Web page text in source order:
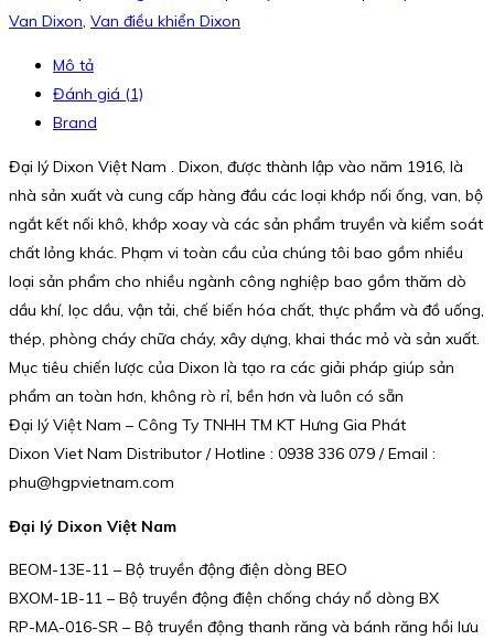
Van Dixon, Van điều khiển Dixon
Mô tả
Đánh giá (1)
Brand
Đại lý Dixon Việt Nam . Dixon, được thành lập vào năm 1916, là
nhà sản xuất và cung cấp hàng đầu các loại khớp nối ống, van, bộ
ngắt kết nối khô, khớp xoay và các sản phẩm truyền và kiểm soát
chất lỏng khác. Phạm vi toàn cầu của chúng tôi bao gồm nhiều
loại sản phẩm cho nhiều ngành công nghiệp bao gồm thăm dò
dầu khí, lọc dầu, vận tải, chế biến hóa chất, thực phẩm và đồ uống,
thép, phòng cháy chữa cháy, xây dựng, khai thác mỏ và sản xuất.
Mục tiêu chiến lược của Dixon là tạo ra các giải pháp giúp sản
phẩm an toàn hơn, không rò rỉ, bền hơn và luôn có sẵn
Đại lý Việt Nam – Công Ty TNHH TM KT Hưng Gia Phát
Dixon Viet Nam Distributor / Hotline : 0938 336 079 / Email :
phu@hgpvietnam.com
Đại lý Dixon Việt Nam
BEOM-13E-11 – Bộ truyền động điện dòng BEO
BXOM-1B-11 – Bộ truyền động điện chống cháy nổ dòng BX
RP-MA-016-SR – Bộ truyền động thanh răng và bánh răng hồi lưu